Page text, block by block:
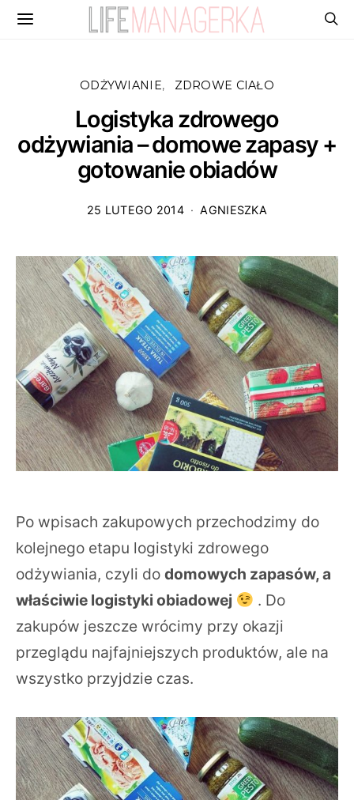
ODŻYWIANIE ZDROWE CIAŁO
Logistyka zdrowego
odżywiania – domowe zapasy +
gotowanie obiadów
25 LUTEGO 2014 AGNIESZKA
Po wpisach zakupowych przechodzimy do
kolejnego etapu logistyki zdrowego
odżywiania, czyli do domowych zapasów, a
właściwie logistyki obiadowej
. Do
zakupów jeszcze wrócimy przy okazji
przeglądu najfajniejszych produktów, ale na
wszystko przyjdzie czas.